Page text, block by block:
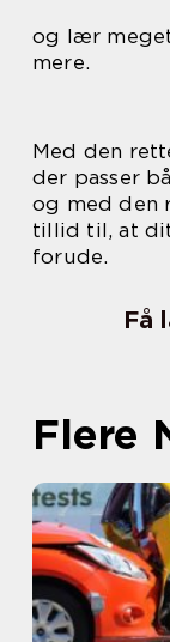
og lær
mere.
Med den
der passer
og med den
tillid til, at
forude.
Få
Flere